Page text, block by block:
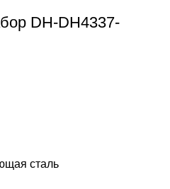
DH-DH4337-
сталь